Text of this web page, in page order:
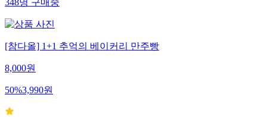
348명구매중
[참다올] 1+1 추억의 베이커리 만주빵
8,000원
50%3,990원